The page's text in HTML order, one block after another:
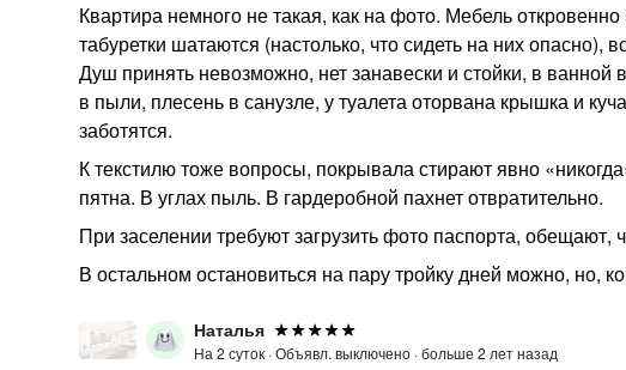
Квартира немного не такая, как на фото. Мебель
табуретки шатаются (настолько, что сидеть на них
Душ принять невозможно, нет занавески и стойки, в ванной
в пыли, плесень в санузле, у туалета оторвана крышка и
заботятся.
К текстилю тоже вопросы, покрывала стирают явно
пятна. В углах пыль. В гардеробной пахнет отвратительно.
При заселении требуют загрузить фото паспорта, обещают,
В остальном остановиться на пару тройку дней можно, но,
Наталья
На 2 суток ·Объявл. выключено ·больше 2 лет назад